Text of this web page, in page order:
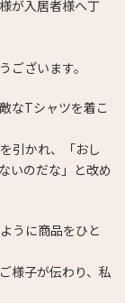
が入居者様へ丁
ございます。
なTシャツを着こ
引かれ、「おし
いのだな」と改め
うに商品をひと
様子が伝わり、私